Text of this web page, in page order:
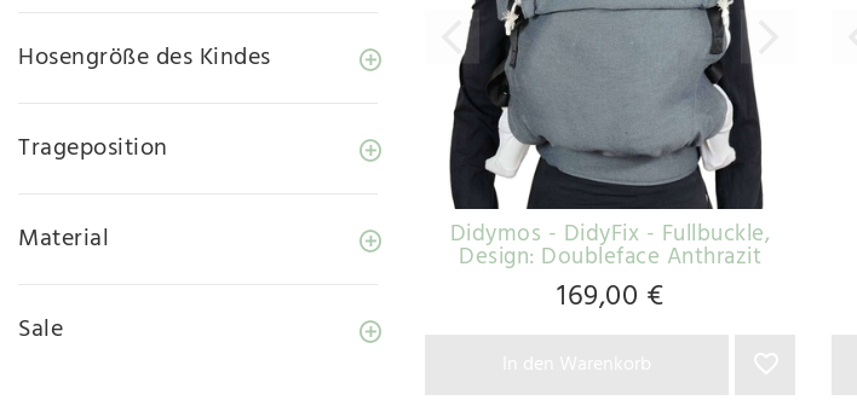
Hosengröße des Kindes
Trageposition
Material
Sale
Didymos - DidyFix - Fullbuckle,
Design: Doubleface Anthrazit
169,00 €